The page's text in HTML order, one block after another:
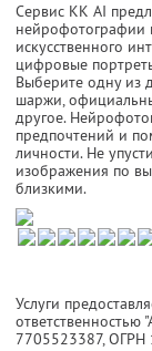
Сервис KK AI
нейрофотографии
искусственного
цифровые
Выберите одну из
шаржи,
другое.
предпочтений и
личности. Не
изображения по
близкими.
Услуги
ответственностью
7705523387, ОГРН